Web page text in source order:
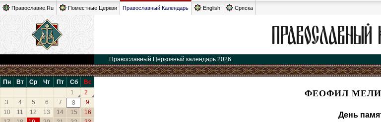
Православие.Ru Поместные Церкви Православный Календарь English Српска
Православный Церковный календарь 2026
Пн Вт Ср Чт Пт Сб
Вс
1
2
3
4 5 6 7 8
9
10
11 12 13 14 15
16
ФЕОФИЛ
День